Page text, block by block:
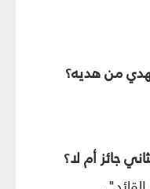
من هديه؟
جائز أم لا؟